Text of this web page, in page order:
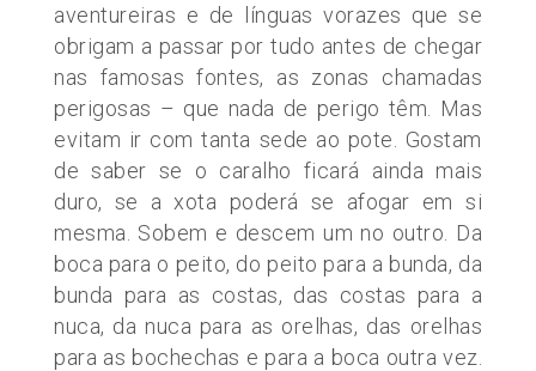
aventureiras e de línguas vorazes que se
obrigam a passar por tudo antes de chegar
nas famosas fontes, as zonas chamadas
perigosas – que nada de perigo têm. Mas
evitam ir com tanta sede ao pote. Gostam
de saber se o caralho ficará ainda mais
duro, se a xota poderá se afogar em si
mesma. Sobem e descem um no outro. Da
boca para o peito, do peito para a bunda, da
bunda para as costas, das costas para a
nuca, da nuca para as orelhas, das orelhas
para as bochechas e para a boca outra vez.